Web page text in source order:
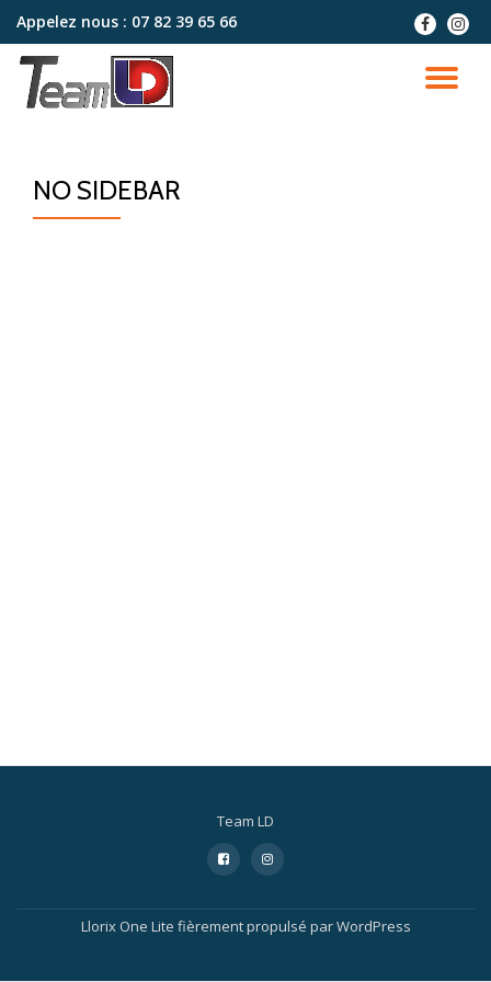
Aller
contenu
Appelez nous : 07 82 39 65 66
fa-
facebook
fa-
NO SIDEBAR
Team LD
secondaire
fa-
facebook-
fa-
instagram
Llorix One Lite fièrement propulsé parWordPress